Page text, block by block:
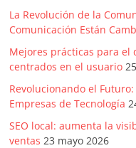
La Revolución de la
Comunicación Están
Mejores prácticas para el
centrados en el usuario
Revolucionando el
Empresas de Tecnología
SEO local: aumenta la
ventas 23 mayo 2026